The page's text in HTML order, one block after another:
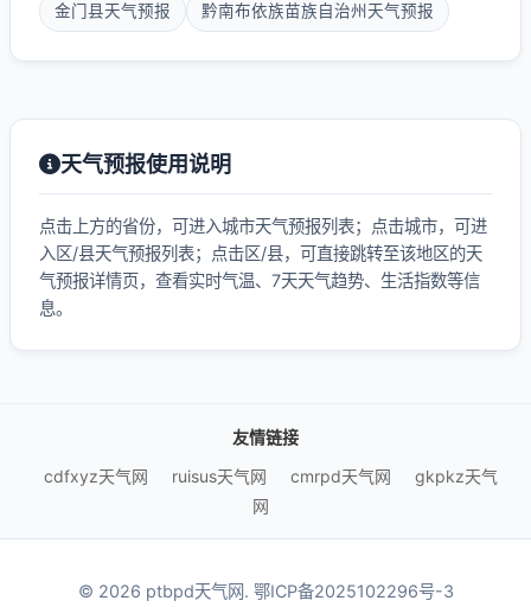
金门县天气预报 黔南布依族苗族自治州天气预报
天气预报使用说明
点击上方的省份，可进入城市天气预报列表；点击城市，可进
入区/县天气预报列表；点击区/县，可直接跳转至该地区的天
气预报详情页，查看实时气温、7天天气趋势、生活指数等信
息。
友情链接
cdfxyz天气网
ruisus天气网 cmrpd天气网
gkpkz天气
网
© 2026 ptbpd天气网. 鄂ICP备2025102296号-3